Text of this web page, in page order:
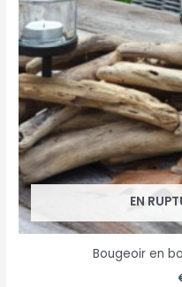
EN
Bougeoir en